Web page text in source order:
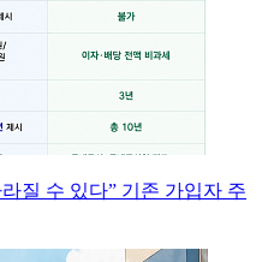
라질 수 있다” 기존 가입자 주